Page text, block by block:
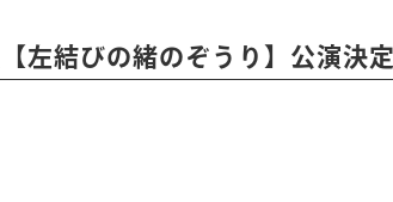
左結びの緒のぞうり】公演決